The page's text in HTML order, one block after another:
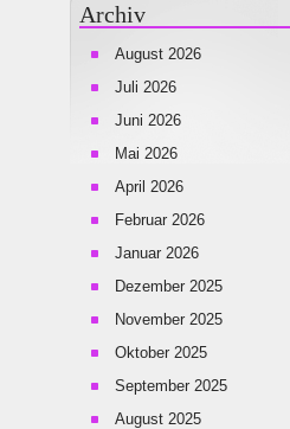
Archiv
August 2026
Juli 2026
Juni 2026
Mai 2026
April 2026
Februar 2026
Januar 2026
Dezember 2025
November 2025
Oktober 2025
September 2025
August 2025